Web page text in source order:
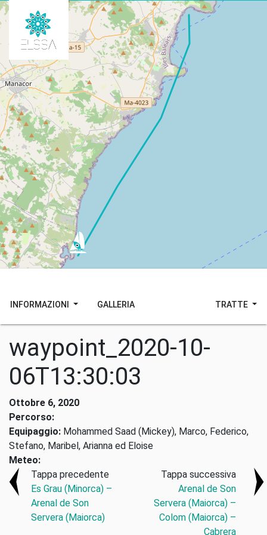
INFORMAZIONI GALLERIA TRATTE
waypoint_2020-10-
06T13:30:03
Ottobre 6, 2020
Percorso:
Equipaggio: Mohammed Saad (Mickey), Marco, Federico,
Stefano, Maribel, Arianna ed Eloise
Meteo:
Tappa precedente
Es Grau (Minorca) –
Arenal de Son
Servera (Maiorca)
Tappa successiva
Arenal de Son
Servera (Maiorca) –
Colom (Maiorca) –
Cabrera